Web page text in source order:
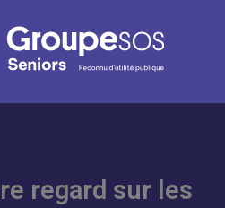
regard sur les